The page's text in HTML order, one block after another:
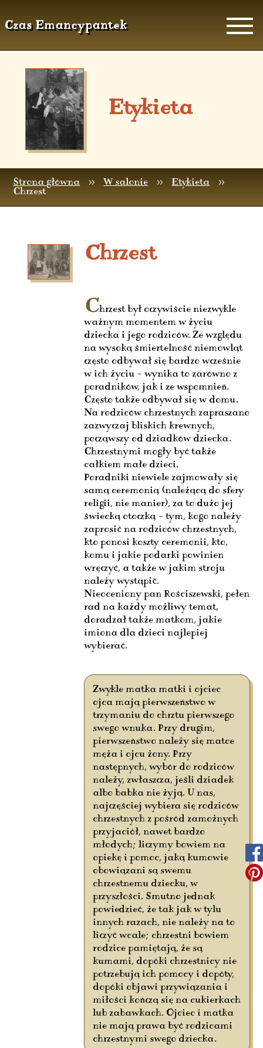
Czas Emancypantek
Etykieta
Strona główna >> W salonie >> Etykieta
>>
Chrzest
Chrzest
Chrzest był oczywiście niezwykle
ważnym momentem w życiu
dziecka i jego rodziców. Ze względu
na wysoką śmiertelność niemowląt
często odbywał się bardzo wcześnie
w ich życiu – wynika to zarówno z
poradników, jak i ze wspomnień.
Często także odbywał się w domu.
Na rodziców chrzestnych zapraszano
zazwyczaj bliskich krewnych,
począwszy od dziadków dziecka.
Chrzestnymi mogły być także
całkiem małe dzieci.
Poradniki niewiele zajmowały się
samą ceremonią (należącą do sfery
religii, nie manier), za to dużo jej
świecką otoczką – tym, kogo należy
zaprosić na rodziców chrzestnych,
kto ponosi koszty ceremonii, kto,
komu i jakie podarki powinien
wręczyć, a także w jakim stroju
należy wystąpić.
Nieoceniony pan Rościszewski, pełen
rad na każdy możliwy temat,
doradzał także matkom, jakie
imiona dla dzieci najlepiej
wybierać.
Zwykle matka matki i ojciec
ojca mają pierwszeństwo w
trzymaniu do chrztu pierwszego
swego wnuka. Przy drugim,
pierwszeństwo należy się matce
męża i ojcu żony. Przy
następnych, wybór do rodziców
należy, zwłaszcza, jeśli dziadek
albo babka nie żyją. U nas,
najczęściej wybiera się rodziców
chrzestnych z pośród zamożnych
przyjaciół, nawet bardzo
młodych; liczymy bowiem na
opiekę i pomoc, jaką kumowie
obowiązani są swemu
chrzestnemu dziecku, w
przyszłości. Smutno jednak
powiedzieć, że tak jak w tylu
innych razach, nie należy na to
liczyć wcale; chrzestni bowiem
rodzice pamiętają, że są
kumami, dopóki chrzestnicy nie
potrzebują ich pomocy i dopóty,
dopóki objawi przywiązania i
miłości kończą się na cukierkach
lub zabawkach. Ojciec i matka
nie mają prawa być rodzicami
chrzestnymi swego dziecka.